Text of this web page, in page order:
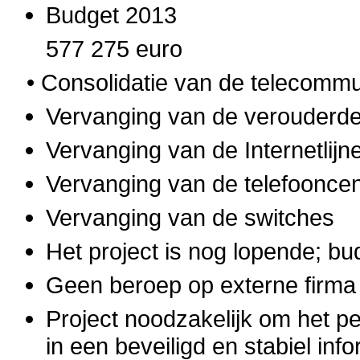
Budget 2013
577 275 euro
• Consolidatie van de
Vervanging van de
Vervanging van de
Vervanging van de
Vervanging van de switches
Het project is nog lopende;
Geen beroep op externe firma
Project noodzakelijk om het
in een beveiligd en stabiel